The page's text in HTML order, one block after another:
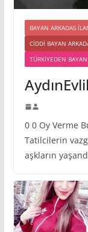
BAYAN ARKADAS
CIDDI BAYAN
TÜRKIYEDEN BAYAN
0 0 Oy Verme
Tatilcilerin
aşkların